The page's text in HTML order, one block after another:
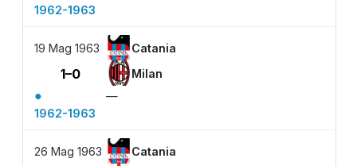
1962-1963
19 Mag 1963 Catania
1–0 Milan
●
—
1962-1963
26 Mag 1963 Catania